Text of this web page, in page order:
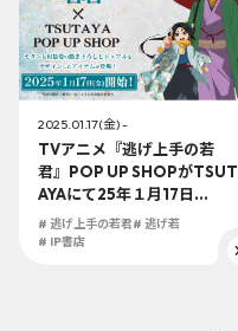
2025.01.17(金) -
TVアニメ『逃げ上手の若
君』POP UP SHOPがTSUT
AYAにて25年１月17日
（金）より開催決定！！
# 逃げ上手の若君# 逃げ若
# IP書店